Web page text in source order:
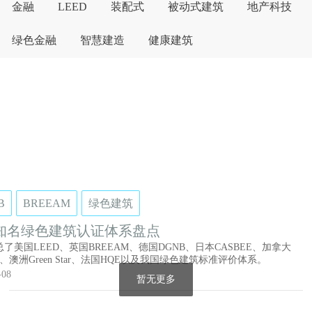
金融 LEED 装配式 被动式建筑 地产科技
绿色金融 智慧建造 健康建筑
BREEAM 绿色建筑
名绿色建筑认证体系盘点
了美国LEED、英国BREEAM、德国DGNB、日本CASBEE、加拿大
澳洲Green Star、法国HQE以及我国绿色建筑标准评价体系。
暂无更多